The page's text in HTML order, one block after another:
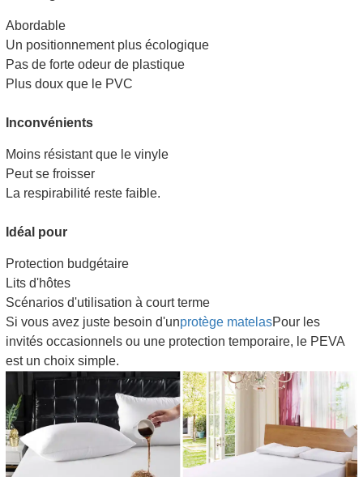
Abordable
Un positionnement plus écologique
Pas de forte odeur de plastique
Plus doux que le PVC
Inconvénients
Moins résistant que le vinyle
Peut se froisser
La respirabilité reste faible.
Idéal pour
Protection budgétaire
Lits d'hôtes
Scénarios d'utilisation à court terme
Si vous avez juste besoin d'unprotège matelasPour les
invités occasionnels ou une protection temporaire, le PEVA
est un choix simple.